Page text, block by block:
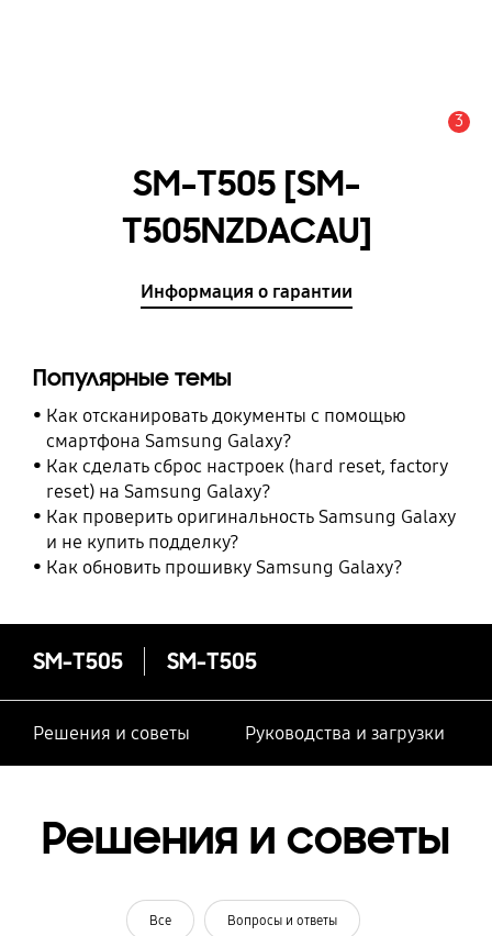
3
SM-T505 [SM-
T505NZDACAU]
Информация о гарантии
Популярные темы
Как отсканировать документы с помощью
смартфона Samsung Galaxy?
Как сделать сброс настроек (hard reset, factory
reset) на Samsung Galaxy?
Как проверить оригинальность Samsung Galaxy
и не купить подделку?
Как обновить прошивку Samsung Galaxy?
SM-T505 SM-T505
Решения и советы Руководства и загрузки
Решения и советы
Все Вопросы и ответы